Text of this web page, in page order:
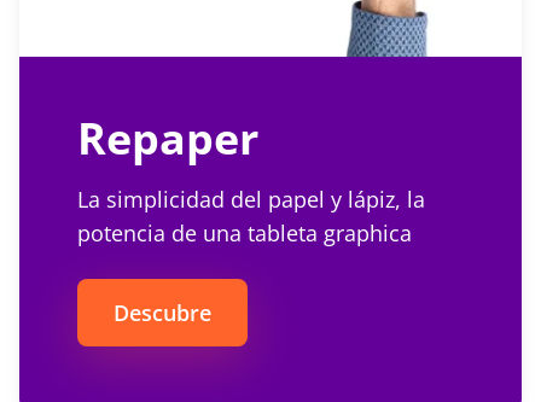
Repaper
La simplicidad del papel y lápiz, la
potencia de una tableta graphica
Descubre